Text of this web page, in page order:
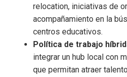
relocation, iniciativas de
acompañamiento en la
centros educativos.
Política de trabajo
integrar un hub local con
que permitan atraer